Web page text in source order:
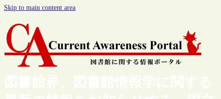
Skip to main content area
図書館界、図書館情報学に関する